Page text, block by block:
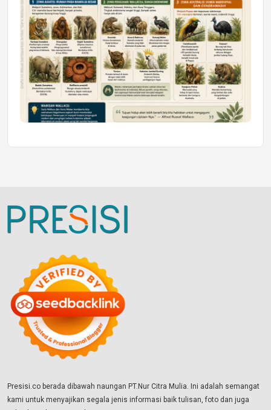
Presisi.co berada dibawah naungan PT.Nur Citra Mulia. Ini adalah semangat
kami untuk menyajikan segala jenis informasi baik tulisan, foto dan juga